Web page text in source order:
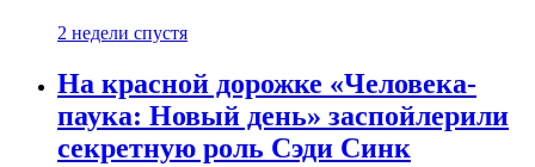
2 недели спустя
На красной дорожке «Человека-
паука: Новый день» заспойлерили
секретную роль Сэди Синк